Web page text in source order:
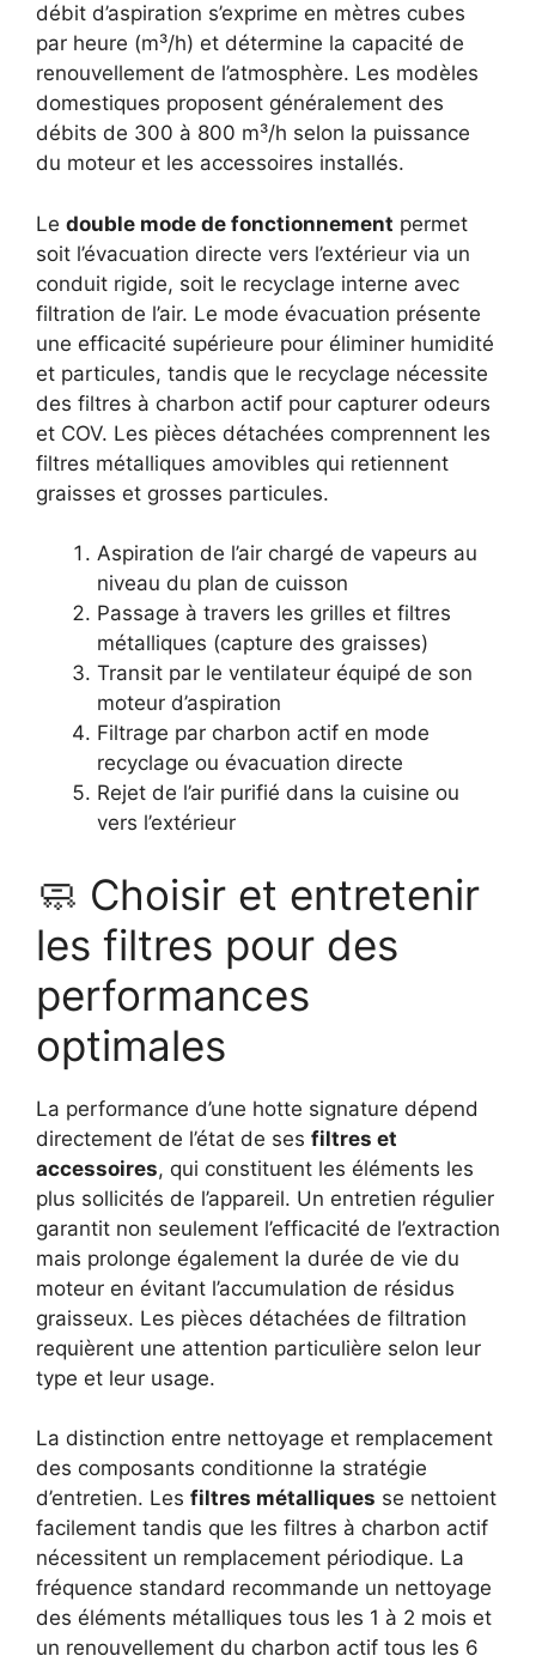
débit d’aspiration s’exprime en mètres cubes
par heure (m³/h) et détermine la capacité de
renouvellement de l’atmosphère. Les modèles
domestiques proposent généralement des
débits de 300 à 800 m³/h selon la puissance
du moteur et les accessoires installés.
Le double mode de fonctionnement permet
soit l’évacuation directe vers l’extérieur via un
conduit rigide, soit le recyclage interne avec
filtration de l’air. Le mode évacuation présente
une efficacité supérieure pour éliminer humidité
et particules, tandis que le recyclage nécessite
des filtres à charbon actif pour capturer odeurs
et COV. Les pièces détachées comprennent les
filtres métalliques amovibles qui retiennent
graisses et grosses particules.
Aspiration de l’air chargé de vapeurs au
niveau du plan de cuisson
Passage à travers les grilles et filtres
métalliques (capture des graisses)
Transit par le ventilateur équipé de son
moteur d’aspiration
Filtrage par charbon actif en mode
recyclage ou évacuation directe
Rejet de l’air purifié dans la cuisine ou
vers l’extérieur
🧼 Choisir et entretenir
les filtres pour des
performances
optimales
La performance d’une hotte signature dépend
directement de l’état de ses filtres et
accessoires, qui constituent les éléments les
plus sollicités de l’appareil. Un entretien régulier
garantit non seulement l’efficacité de l’extraction
mais prolonge également la durée de vie du
moteur en évitant l’accumulation de résidus
graisseux. Les pièces détachées de filtration
requièrent une attention particulière selon leur
type et leur usage.
La distinction entre nettoyage et remplacement
des composants conditionne la stratégie
d’entretien. Les filtres métalliques se nettoient
facilement tandis que les filtres à charbon actif
nécessitent un remplacement périodique. La
fréquence standard recommande un nettoyage
des éléments métalliques tous les 1 à 2 mois et
un renouvellement du charbon actif tous les 6